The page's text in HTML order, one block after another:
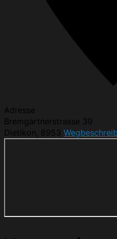
Adresse
Bremgartnerstrasse 39
Dietikon 8953